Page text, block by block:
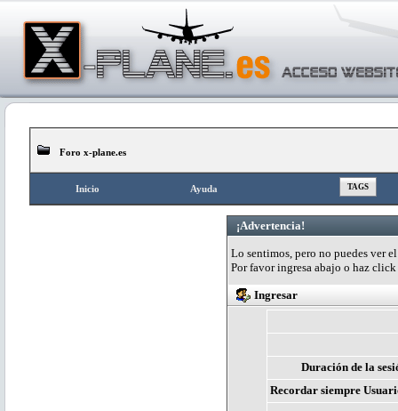
Foro x-plane.es
Inicio Ayuda TAGS
¡Advertencia!
Lo sentimos, pero no puedes ver
Por favor ingresa abajo o haz click
Ingresar
Duración de la
Recordar siempre